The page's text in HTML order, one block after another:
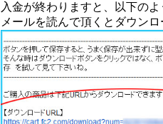
入金が終わりますと、以下の
メールを読んで頂くとダウン